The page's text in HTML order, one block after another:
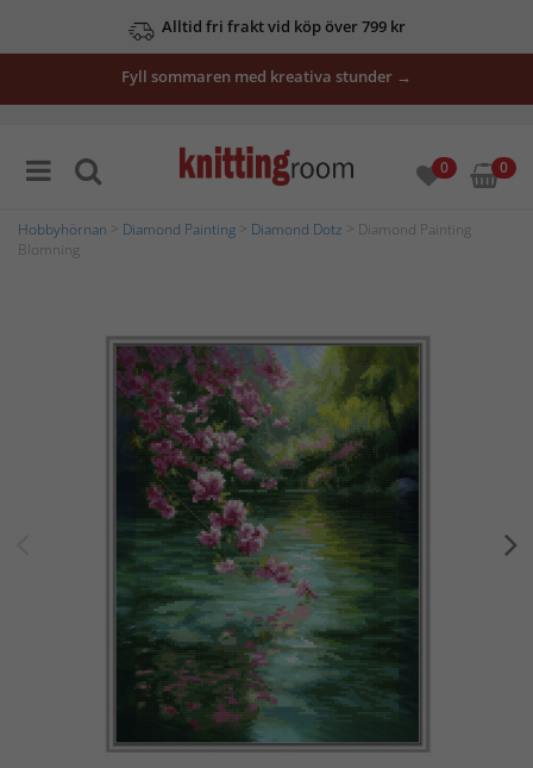
Alltid fri frakt vid köp över 799 kr
Fyll sommaren med kreativa stunder →
0 0
Hobbyhörnan Diamond Painting Diamond Dotz > Diamond Painting
Blomning